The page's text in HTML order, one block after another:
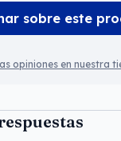
sobre este
opiniones en nuestra